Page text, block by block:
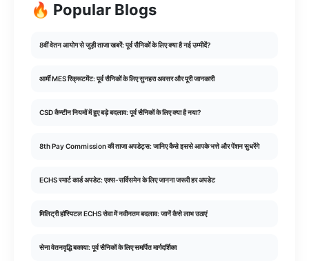
🔥 Popular Blogs
8वीं वेतन आयोग से जुड़ी ताजा खबरें: पूर्व सैनिकों के लिए क्या है नई उम्मीदें?
आर्मी MES रिक्रूटमेंट: पूर्व सैनिकों के लिए सुनहरा अवसर और पूरी जानकारी
CSD कैन्टीन नियमों में हुए बड़े बदलाव: पूर्व सैनिकों के लिए क्या है नया?
8th Pay Commission की ताजा अपडेट्स: जानिए कैसे इससे आपके भत्ते और पेंशन सुधरेंगे
ECHS स्मार्ट कार्ड अपडेट: एक्स-सर्विसमेन के लिए जानना जरूरी हर अपडेट
मिलिट्री हॉस्पिटल ECHS सेवा में नवीनतम बदलाव: जानें कैसे लाभ उठाएं
सेना वेतनवृद्धि बकाया: पूर्व सैनिकों के लिए समर्पित मार्गदर्शिका